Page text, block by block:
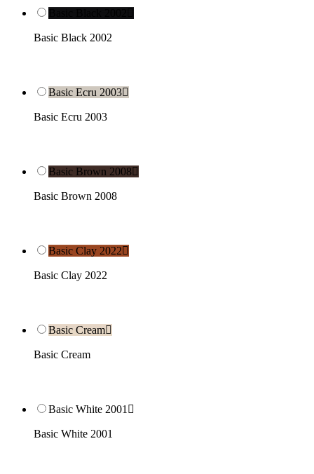
Basic Black 2002
Basic Ecru 2003
Basic Ecru 2003
Basic Brown 2008
Basic Brown 2008
Basic Clay 2022
Basic Clay 2022
Basic Cream
Basic Cream
Basic White 2001 
Basic White 2001